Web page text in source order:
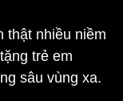
thật nhiều niềm
trẻ em
sâu vùng xa.